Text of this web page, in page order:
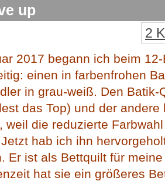
up
2
2017 begann ich beim
einen in farbenfrohen
in grau-weiß. Den Batik-
das Top) und der
weil die reduzierte
hab ich ihn
Er ist als Bettquilt für
hat sie ein größeres